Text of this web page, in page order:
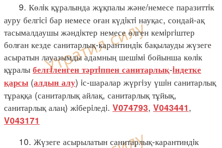
9. Көлiк құралында жұқпалы және/немесе паразиттiк
ауру белгiсi бар немесе оған күдiктi науқас, сондай-ақ
тасымалдаушы жәндiктер немесе өлген кемiргiштер
болған кезде санитарлық-карантиндiк бақылауды жүзеге
асыратын лауазымды адамның шешiмi бойынша көлiк
құралы белгiленген тәртiппен санитарлық-iндетке
қарсы (алдын алу) iс-шаралар жүргiзу үшiн санитарлық
тұраққа (санитарлық айлақ, санитарлық тұйық,
санитарлық алаң) жiберiледi. V074793, V043441,
V043171
10. Жүзеге асырылатын санитарлық-карантиндiк